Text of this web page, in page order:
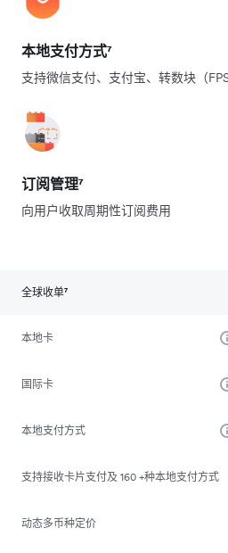
本地支付方式⁷
支持微信支付、支付宝、转数块（
订阅管理⁷
向用户收取周期性订阅费用
全球收单⁷
本地卡
国际卡
本地支付方式
支持接收卡片支付及 160 +种本地支付方式
动态多币种定价